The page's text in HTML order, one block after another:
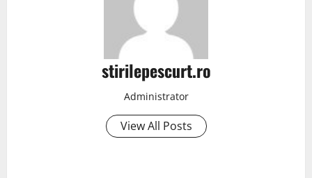
stirilepescurt.ro
Administrator
View All Posts